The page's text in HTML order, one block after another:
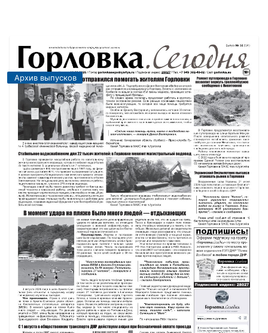
Архив выпусков